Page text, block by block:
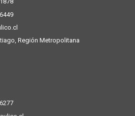
Región Metropolitana